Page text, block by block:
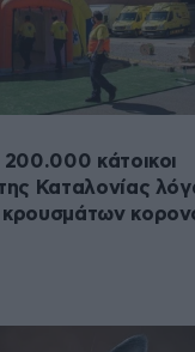
κάτοικοι
Καταλονίας